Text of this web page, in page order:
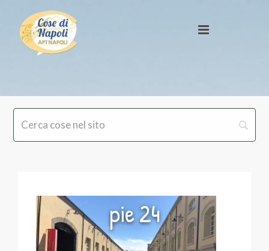
pie 24